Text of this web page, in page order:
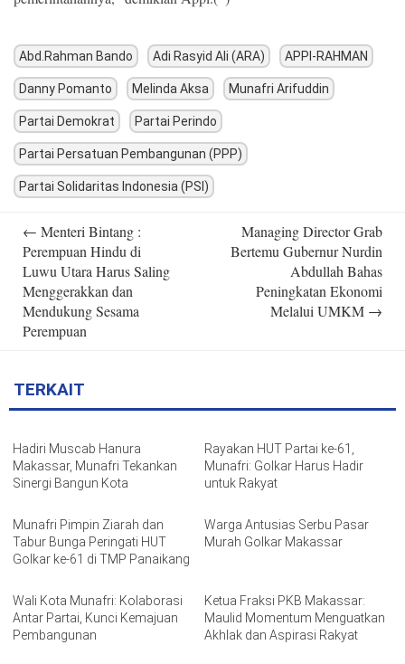
Abd.Rahman Bando Adi Rasyid Ali (ARA) APPI-RAHMAN
Danny Pomanto Melinda Aksa Munafri Arifuddin
Partai Demokrat Partai Perindo
Partai Persatuan Pembangunan (PPP)
Partai Solidaritas Indonesia (PSI)
navigation
← Menteri Bintang :
Perempuan Hindu di
Luwu Utara Harus Saling
Menggerakkan dan
Mendukung Sesama
Perempuan
Managing Director Grab
Bertemu Gubernur Nurdin
Abdullah Bahas
Peningkatan Ekonomi
Melalui UMKM →
TERKAIT
Hadiri Muscab Hanura
Makassar, Munafri Tekankan
Sinergi Bangun Kota
Rayakan HUT Partai ke-61,
Munafri: Golkar Harus Hadir
untuk Rakyat
Munafri Pimpin Ziarah dan
Tabur Bunga Peringati HUT
Golkar ke-61 di TMP Panaikang
Warga Antusias Serbu Pasar
Murah Golkar Makassar
Wali Kota Munafri: Kolaborasi
Antar Partai, Kunci Kemajuan
Pembangunan
Ketua Fraksi PKB Makassar:
Maulid Momentum Menguatkan
Akhlak dan Aspirasi Rakyat